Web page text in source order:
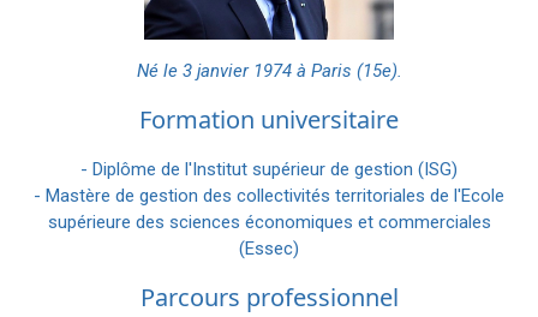
Né le 3 janvier 1974 à Paris (15e).
Formation universitaire
- Diplôme de l'Institut supérieur de gestion (ISG)
- Mastère de gestion des collectivités territoriales de l'Ecole
supérieure des sciences économiques et commerciales
(Essec)
Parcours professionnel